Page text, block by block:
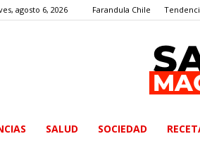
agosto 6, 2026 Farandula Chile
SALUD SOCIEDAD